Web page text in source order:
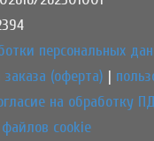
персональных
(оферта) |
на обработку ПД
cookie